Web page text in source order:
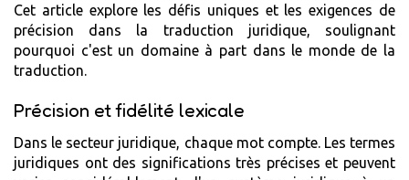
Cet article explore les défis uniques et les exigences de
précision dans la traduction juridique, soulignant
pourquoi c'est un domaine à part dans le monde de la
traduction.
Précision et fidélité lexicale
Dans le secteur juridique, chaque mot compte. Les termes
juridiques ont des significations très précises et peuvent